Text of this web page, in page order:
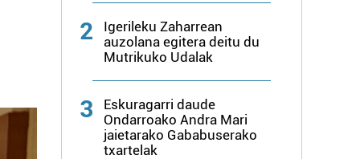
2
Igerileku Zaharrean
auzolana egitera deitu du
Mutrikuko Udalak
3
Eskuragarri daude
Ondarroako Andra Mari
jaietarako Gababuserako
txartelak